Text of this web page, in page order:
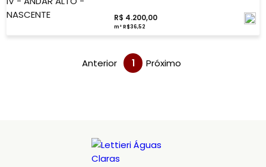
R$ 4.200,00
m² R$36,52
Anterior 1 Próximo